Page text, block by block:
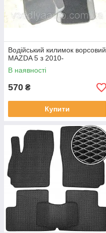
Водійський килимок ворсовий
MAZDA 5 з 2010-
В наявності
570 ₴
Купити